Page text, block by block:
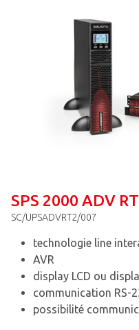
SPS 2000 ADV
SC/UPSADVRT2/007
technologie line
AVR
display LCD ou
communication RS-
possibilité